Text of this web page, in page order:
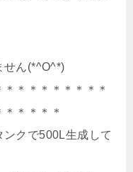
せん(*^O^*)
＊＊＊＊＊＊＊＊
＊＊＊＊
クで500L生成して